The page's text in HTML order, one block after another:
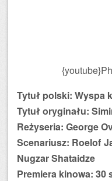
Tytuł polski: Wyspa
Tytuł oryginału:
Reżyseria: George
Scenariusz: Roelof
Nugzar Shataidze
Premiera kinowa: 30